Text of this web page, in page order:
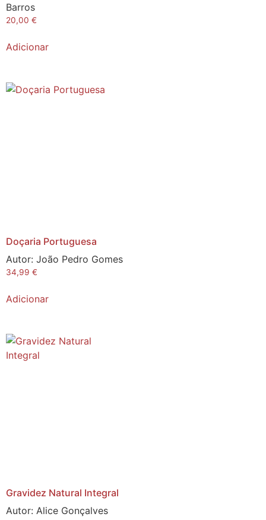
Barros
20,00 €
Adicionar
Doçaria Portuguesa
Autor: João Pedro Gomes
34,99 €
Adicionar
Gravidez Natural Integral
Autor: Alice Gonçalves